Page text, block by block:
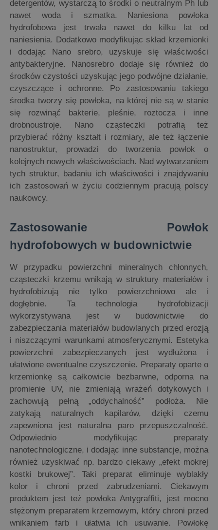
detergentów, wystarczą to środki o neutralnym Ph lub
nawet woda i szmatka. Naniesiona powłoka
hydrofobowa jest trwała nawet do kilku lat od
naniesienia. Dodatkowo modyfikując skład krzemionki
i dodając Nano srebro, uzyskuje się właściwości
antybakteryjne. Nanosrebro dodaje się również do
środków czystości uzyskując jego podwójne działanie,
czyszczące i ochronne. Po zastosowaniu takiego
środka tworzy się powłoka, na której nie są w stanie
się rozwinąć bakterie, pleśnie, roztocza i inne
drobnoustroje. Nano cząsteczki potrafią też
przybierać różny kształt i rozmiary, ale też łączenie
nanostruktur, prowadzi do tworzenia powłok o
kolejnych nowych właściwościach. Nad wytwarzaniem
tych struktur, badaniu ich właściwości i znajdywaniu
ich zastosowań w życiu codziennym pracują polscy
naukowcy.
Zastosowanie Powłok
hydrofobowych w budownictwie
W przypadku powierzchni mineralnych chłonnych,
cząsteczki krzemu wnikają w struktury materiałów i
hydrofobizują nie tylko powierzchniowo ale i
dogłębnie. Ta technologia hydrofobizacji
wykorzystywana jest w budownictwie do
zabezpieczania materiałów budowlanych przed erozją
i niszczącymi warunkami atmosferycznymi. Estetyka
powierzchni zabezpieczanych jest wydłużona i
ułatwione ewentualne czyszczenie. Preparaty oparte o
krzemionkę są całkowicie bezbarwne, odporna na
promienie UV, nie zmieniają wrażeń dotykowych i
zachowują pełną „oddychalność” podłoża. Nie
zatykają naturalnych kapilarów, dzięki czemu
zapewniona jest naturalna paro przepuszczalność.
Odpowiednio modyfikując preparaty
nanotechnologiczne, i dodając inne substancje, można
również uzyskiwać np. bardzo ciekawy „efekt mokrej
kostki brukowej”. Taki preparat eliminuje wyblakły
kolor i chroni przed zabrudzeniami. Ciekawym
produktem jest też powłoka Antygraffiti, jest mocno
stężonym preparatem krzemowym, który chroni przed
wnikaniem farb i ułatwia ich usuwanie. Powłokę